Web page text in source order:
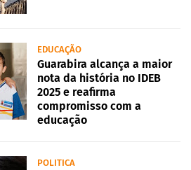
EDUCAÇÃO
Guarabira alcança a maior
nota da história no IDEB
2025 e reafirma
compromisso com a
educação
POLITICA